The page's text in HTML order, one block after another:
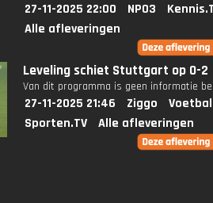
27-11-2025 22:00 NPO3
Alle afleveringen
Leveling schiet Stuttgart op 0-2
Van dit programma is geen informatie
27-11-2025 21:46 Ziggo
Sporten.TV
Alle afleveringen